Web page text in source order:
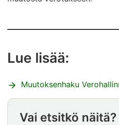
Lue lisää:
Muutoksenhaku
Vai etsitkö näitä?